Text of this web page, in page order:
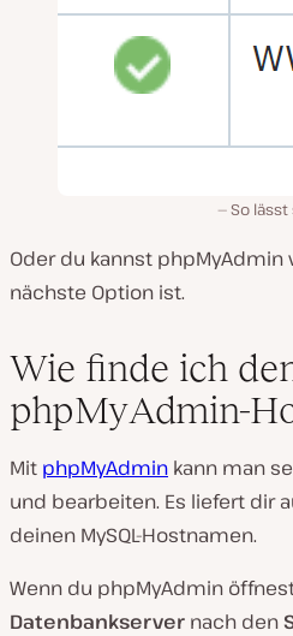
So
Oder du kannst
nächste Option ist.
Wie finde ich
phpMyAdmin-
Mit phpMyAdmin kann man
und bearbeiten. Es liefert dir
deinen MySQL-Hostnamen.
Wenn du phpMyAdmin
Datenbankserver nach den